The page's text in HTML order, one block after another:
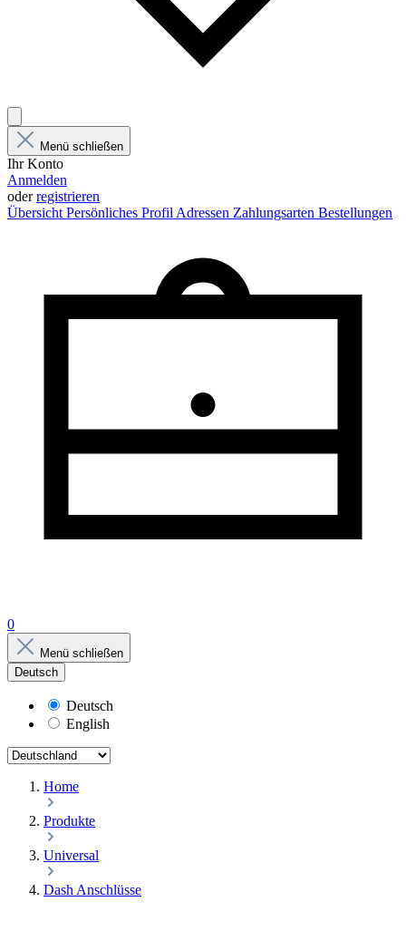
Menü schließen
Ihr Konto
Anmelden
oderregistrieren
Übersicht Persönliches Profil Adressen Zahlungsarten Bestellungen
0
Menü schließen
Deutsch
Deutsch
English
Home
Produkte
Universal
Dash Anschlüsse